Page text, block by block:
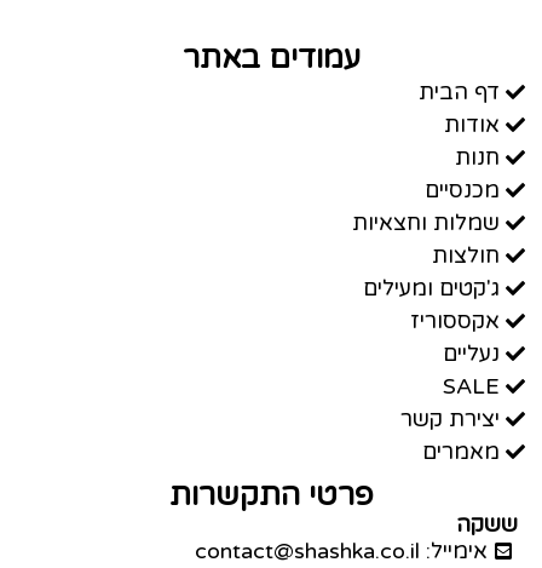
עמודים באתר
דף הבית
אודות
חנות
מכנסיים
שמלות וחצאיות
חולצות
ג'קטים ומעילים
אקססוריז
נעליים
SALE
יצירת קשר
מאמרים
פרטי התקשרות
ששקה
אימייל: contact@shashka.co.il